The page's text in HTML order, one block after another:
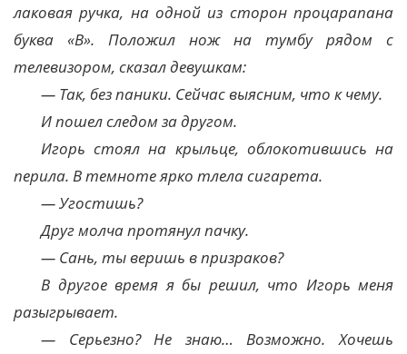
лаковая ручка, на одной из сторон процарапана
буква «В». Положил нож на тумбу рядом с
телевизором, сказал девушкам:
— Так, без паники. Сейчас выясним, что к чему.
И пошел следом за другом.
Игорь стоял на крыльце, облокотившись на
перила. В темноте ярко тлела сигарета.
— Угостишь?
Друг молча протянул пачку.
— Сань, ты веришь в призраков?
В другое время я бы решил, что Игорь меня
разыгрывает.
— Серьезно? Не знаю… Возможно. Хочешь